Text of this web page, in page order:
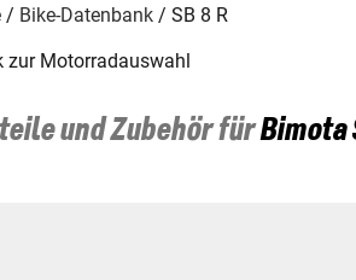
Bike-Datenbank
SB 8 R
zur Motorradauswahl
und Zubehör fürBimota